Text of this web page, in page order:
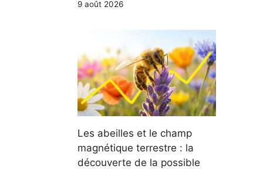
9 août 2026
Les abeilles et le champ
magnétique terrestre : la
découverte de la possible